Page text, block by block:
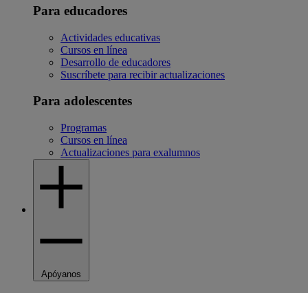
Para educadores
Actividades educativas
Cursos en línea
Desarrollo de educadores
Suscríbete para recibir actualizaciones
Para adolescentes
Programas
Cursos en línea
Actualizaciones para exalumnos
Apóyanos